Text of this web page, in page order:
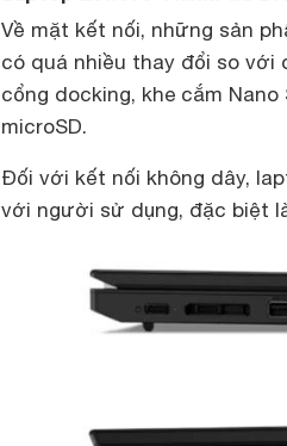
Về mặt kết nối, những sản
có quá nhiều thay đổi so với
cổng docking, khe cắm
microSD.
Đối với kết nối không dây,
với người sử dụng, đặc biệt